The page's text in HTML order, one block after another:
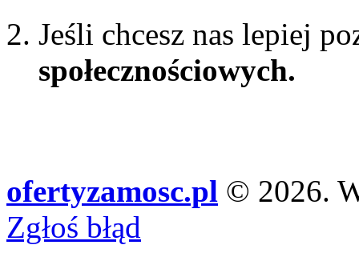
Jeśli chcesz nas lepiej
społecznościowych.
ofertyzamosc.pl © 2026.
Zgłoś błąd